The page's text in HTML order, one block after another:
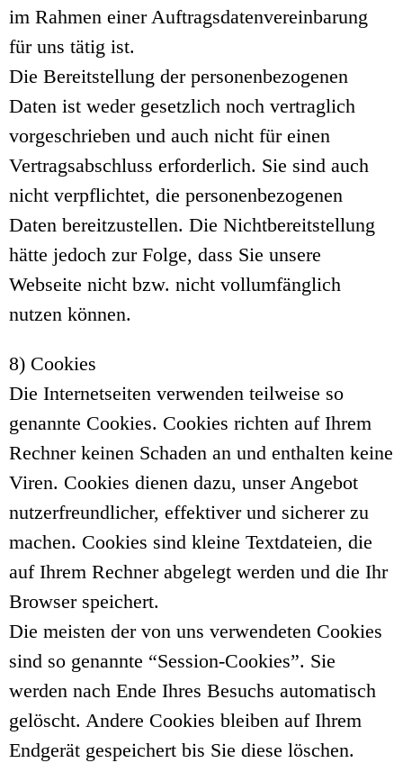
im Rahmen einer Auftragsdatenvereinbarung
für uns tätig ist.
Die Bereitstellung der personenbezogenen
Daten ist weder gesetzlich noch vertraglich
vorgeschrieben und auch nicht für einen
Vertragsabschluss erforderlich. Sie sind auch
nicht verpflichtet, die personenbezogenen
Daten bereitzustellen. Die Nichtbereitstellung
hätte jedoch zur Folge, dass Sie unsere
Webseite nicht bzw. nicht vollumfänglich
nutzen können.
8) Cookies
Die Internetseiten verwenden teilweise so
genannte Cookies. Cookies richten auf Ihrem
Rechner keinen Schaden an und enthalten keine
Viren. Cookies dienen dazu, unser Angebot
nutzerfreundlicher, effektiver und sicherer zu
machen. Cookies sind kleine Textdateien, die
auf Ihrem Rechner abgelegt werden und die Ihr
Browser speichert.
Die meisten der von uns verwendeten Cookies
sind so genannte “Session-Cookies”. Sie
werden nach Ende Ihres Besuchs automatisch
gelöscht. Andere Cookies bleiben auf Ihrem
Endgerät gespeichert bis Sie diese löschen.